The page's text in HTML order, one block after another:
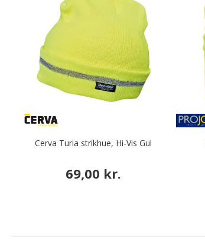
Cerva Turia strikhue, Hi-Vis Gul
69,00 kr.